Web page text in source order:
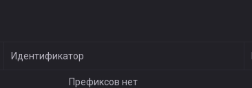
Идентификатор
Префиксов нет